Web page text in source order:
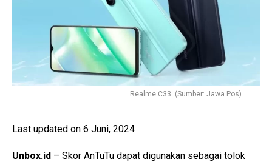
Realme C33. (Sumber: Jawa Pos)
Last updated on 6 Juni, 2024
Unbox.id – Skor AnTuTu dapat digunakan sebagai tolok